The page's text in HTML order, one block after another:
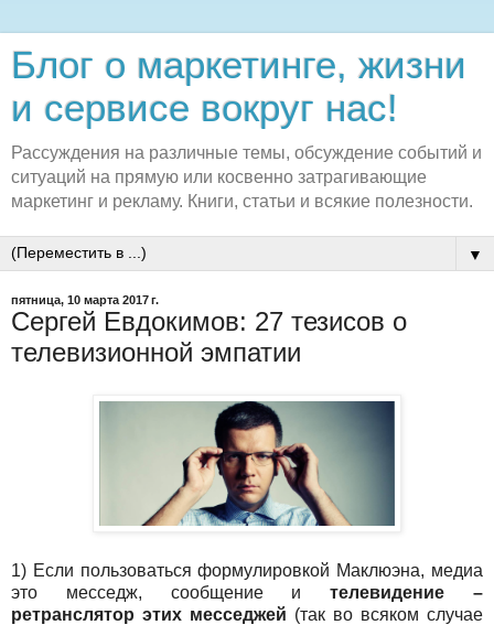
Блог о маркетинге, жизни
и сервисе вокруг нас!
Рассуждения на различные темы, обсуждение событий и
ситуаций на прямую или косвенно затрагивающие
маркетинг и рекламу. Книги, статьи и всякие полезности.
▼
пятница, 10 марта 2017 г.
Сергей Евдокимов: 27 тезисов о
телевизионной эмпатии
1) Если пользоваться формулировкой Маклюэна, медиа
это месседж, сообщение ителевидение –
ретранслятор этих месседжей (так во всяком случае